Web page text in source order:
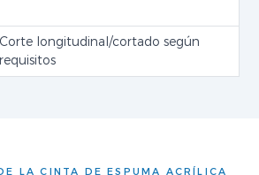
Corte longitudinal/cortado según
requisitos
LA CINTA DE ESPUMA ACRÍLICA